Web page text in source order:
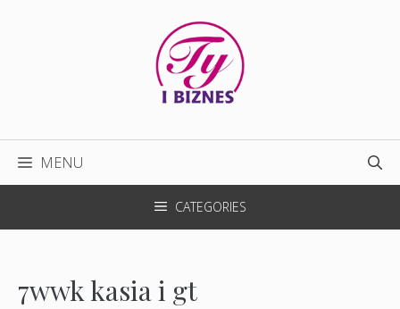
MENU
CATEGORIES
7wwk kasia i gt